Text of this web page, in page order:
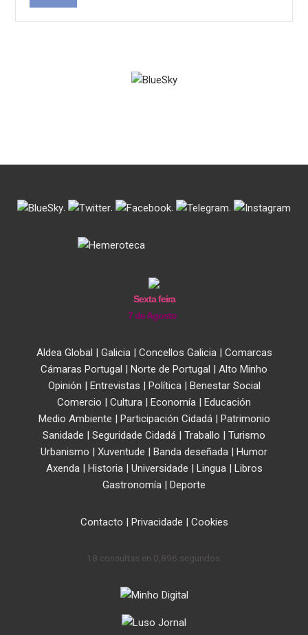
. . . .
Sexta feira
7 de Agosto
Aldea Global | Galicia| Concellos Galicia| Comarcas
Cámaras Portugal | Norte de Portugal | Alto Minho
Opinión | Entrevistas | Política| Benestar Social
Comercio | Cultura | Economía | Educación
Medio Ambiente | Participación Cidadá| Patrimonio
Sanidade | Seguridade Cidadá | Traballo | Turismo
Urbanismo | Xuventude | Banda deseñada | Humor
Axenda| Historia| Universidade | Lingua| Libros
Gastronomía | Deporte
Contacto | Privacidade | Cookies
18 consultas en 0,896 segundos.